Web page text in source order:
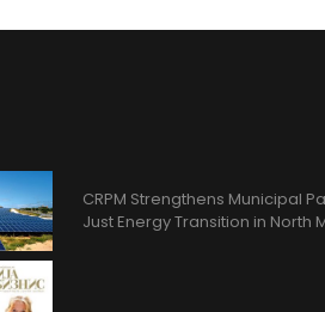
CRPM Strengthens Municipal
Just Energy Transition in North